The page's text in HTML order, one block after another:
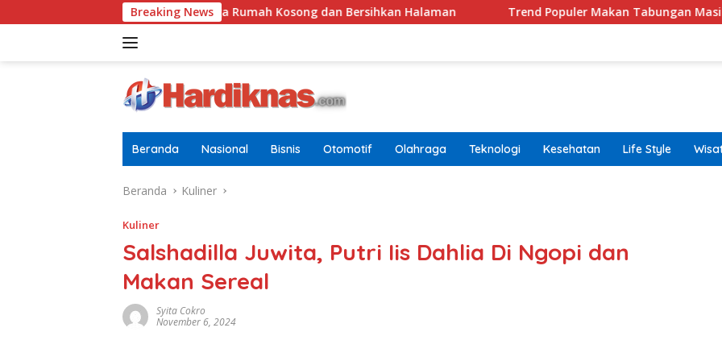
ke
Breaking News
Tugasnya Jaga Rumah Kosong dan Bersihkan Halaman Trend Populer Makan Tabungan Masih Terjadi?
Beranda Nasional Bisnis Otomotif Olahraga Teknologi Kesehatan Life Style
Beranda Kuliner
Kuliner
Salshadilla Juwita, Putri Iis Dahlia Di Ngopi dan
Makan Sereal
Syita Cokro
November 6, 2024